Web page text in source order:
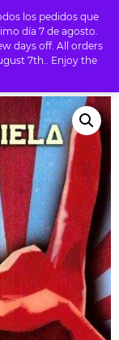
los pedidos que
día 7 de agosto.
days off. All orders
7th.. Enjoy the
– AREA 52